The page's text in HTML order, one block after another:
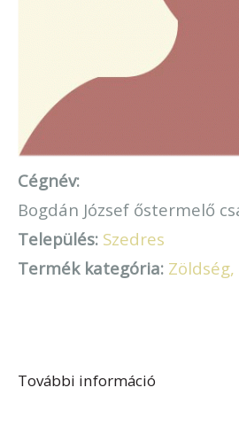
Cégnév:
Bogdán József őstermelő
Település: Szedres
Termék kategória:
További információ